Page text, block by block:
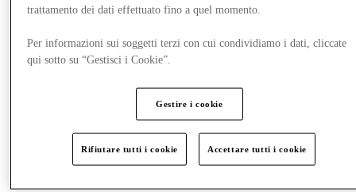
trattamento dei dati effettuato fino a quel momento.
Per informazioni sui soggetti terzi con cui condividiamo i dati, cliccate
qui sotto su “Gestisci i Cookie”.
Gestire i cookie
Rifiutare tutti i cookie Accettare tutti i cookie